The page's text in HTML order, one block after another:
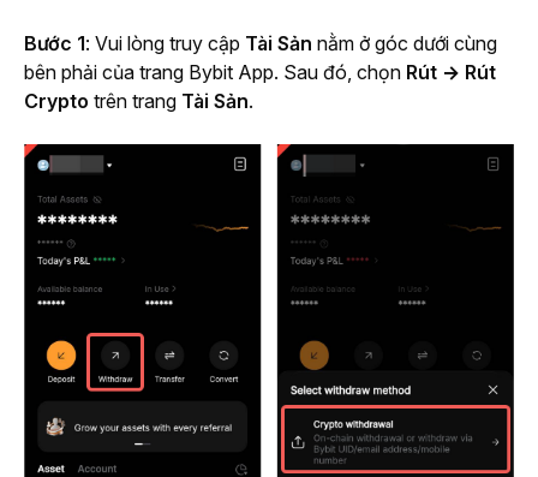
Bước 1: Vui lòng truy cập Tài Sản nằm ở góc dưới cùng
bên phải của trang Bybit App. Sau đó, chọn Rút → Rút
Crypto trên trang Tài Sản.